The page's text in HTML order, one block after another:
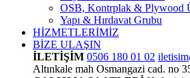
OSB, Kontrplak & Plywood
Yapı & Hırdavat Grubu
HİZMETLERİMİZ
BİZE ULAŞIN
İLETİŞİM 0506 180 01 02
Altınkale mah Osmangazi cad. no